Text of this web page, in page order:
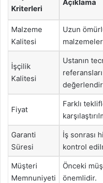
Kriterleri
Açıklama
Malzeme
Kalitesi
Uzun
İşçilik
Kalitesi
Ustanın
referansları
Fiyat
Farklı
Garanti
Süresi
İş sonrası
kontrol
Müşteri
Memnuniyeti
Önceki
önemlidir.